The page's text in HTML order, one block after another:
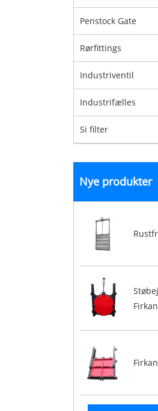
Penstock Gate
Rørfittings
Industriventil
Industrifælles
Si filter
Nye produkter